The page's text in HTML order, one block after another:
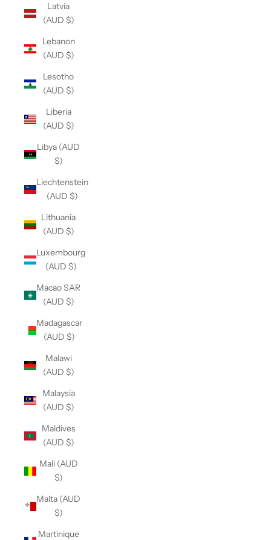
Latvia
(AUD $)
Lebanon
(AUD $)
Lesotho
(AUD $)
Liberia
(AUD $)
Libya (AUD
$)
Liechtenstein
(AUD $)
Lithuania
(AUD $)
Luxembourg
(AUD $)
Macao SAR
(AUD $)
Madagascar
(AUD $)
Malawi
(AUD $)
Malaysia
(AUD $)
Maldives
(AUD $)
Mali (AUD
$)
Malta (AUD
$)
Martinique